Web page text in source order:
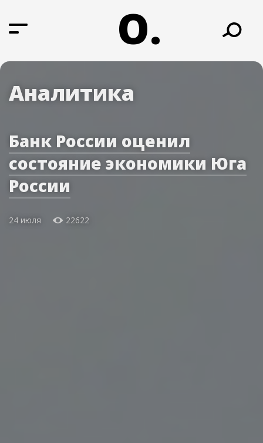
О.
Аналитика
Банк России оценил
состояние экономики Юга
России
24 июля 22622